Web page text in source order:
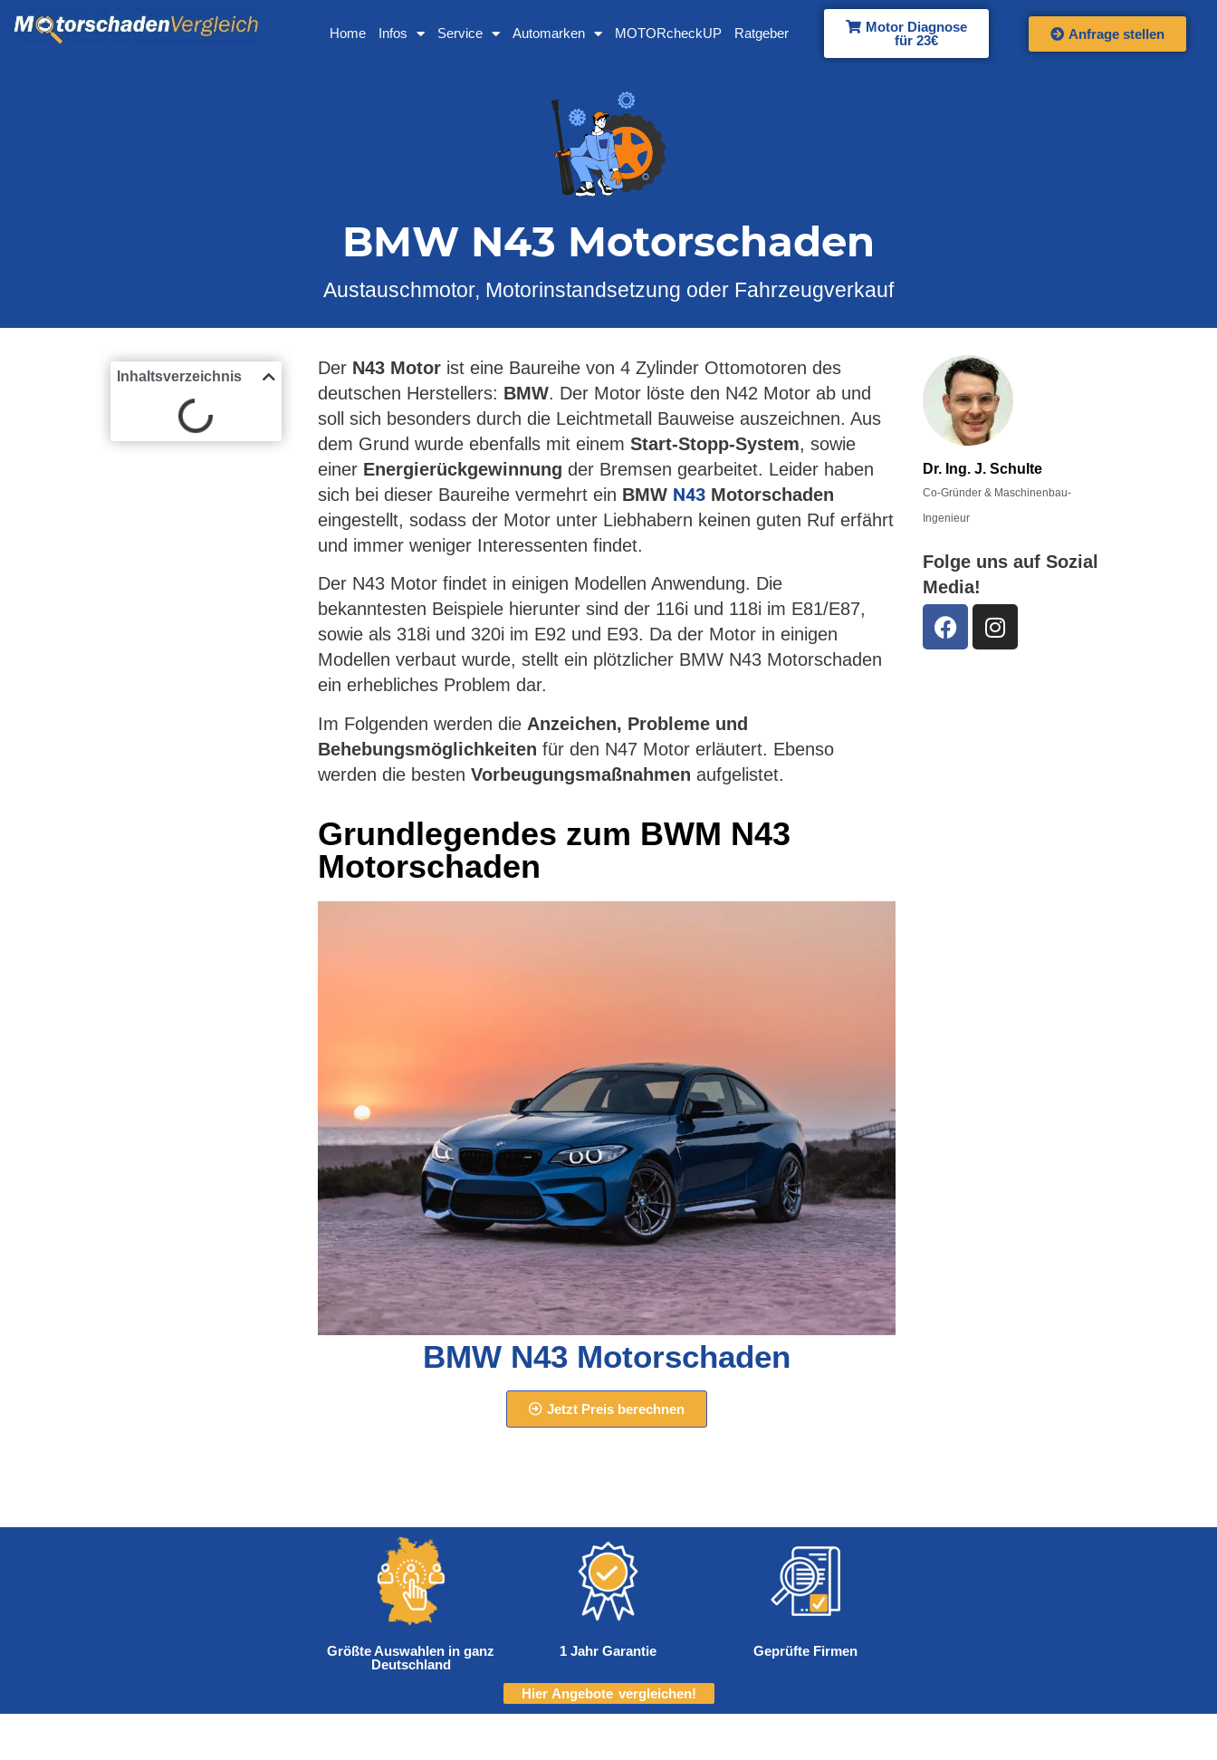
Home Infos Service Automarken MOTORcheckUP Ratgeber
Motor Diagnose
für 23€
Anfrage stellen
BMW N43 Motorschaden
Austauschmotor, Motorinstandsetzung oder Fahrzeugverkauf
Inhaltsverzeichnis Der N43 Motorist eine Baureihe von 4 Zylinder Ottomotoren des
deutschen Herstellers: BMW. Der Motor löste den N42 Motor ab und
soll sich besonders durch die Leichtmetall Bauweise auszeichnen. Aus
dem Grund wurde ebenfalls mit einem Start-Stopp-System, sowie
einer Energierückgewinnung der Bremsen gearbeitet. Leider haben
sich bei dieser Baureihe vermehrt ein BMW N43Motorschaden
eingestellt, sodass der Motor unter Liebhabern keinen guten Ruf erfährt
und immer weniger Interessenten findet.
Der N43 Motor findet in einigen Modellen Anwendung. Die
bekanntesten Beispiele hierunter sind der 116i und 118i im E81/E87,
sowie als 318i und 320i im E92 und E93. Da der Motor in einigen
Modellen verbaut wurde, stellt ein plötzlicher BMW N43 Motorschaden
ein erhebliches Problem dar.
Im Folgenden werden die Anzeichen, Probleme und
Behebungsmöglichkeiten für den N47 Motor erläutert. Ebenso
werden die besten Vorbeugungsmaßnahmen aufgelistet.
Grundlegendes zum BWM N43
Motorschaden
BMW N43 Motorschaden
Jetzt Preis berechnen
Dr. Ing. J. Schulte
Co-Gründer & Maschinenbau-
Ingenieur
Folge uns auf Sozial
Media!
Größte Auswahlen in ganz
Deutschland
1 Jahr Garantie Geprüfte Firmen
Hier Angebote vergleichen!